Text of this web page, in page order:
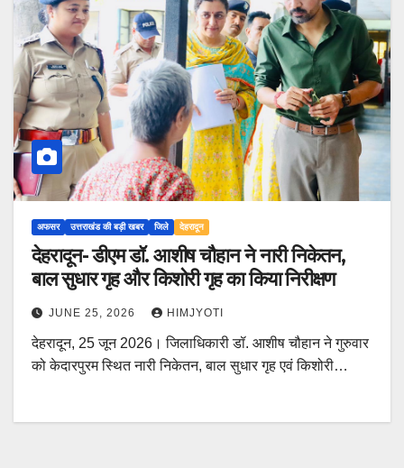
अफसर उत्तराखंड की बड़ी खबर जिले देहरादून
देहरादून- डीएम डॉ. आशीष चौहान ने नारी निकेतन,
बाल सुधार गृह और किशोरी गृह का किया निरीक्षण
JUNE 25, 2026 HIMJYOTI
देहरादून, 25 जून 2026। जिलाधिकारी डॉ. आशीष चौहान ने गुरुवार
को केदारपुरम स्थित नारी निकेतन, बाल सुधार गृह एवं किशोरी…